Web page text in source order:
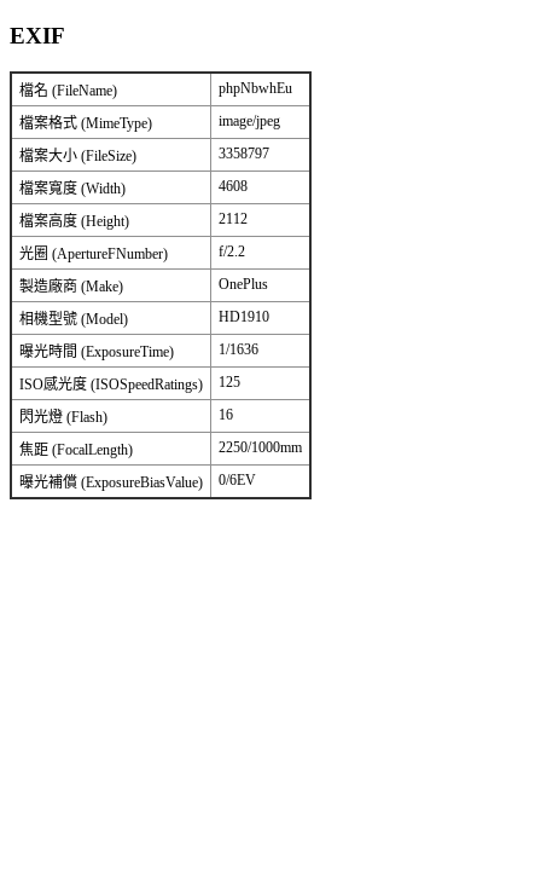
EXIF
檔名 (FileName) phpNbwhEu
檔案格式 (MimeType) image/jpeg
檔案大小 (FileSize) 3358797
檔案寬度 (Width) 4608
檔案高度 (Height) 2112
光圈 (ApertureFNumber) f/2.2
製造廠商 (Make) OnePlus
相機型號 (Model) HD1910
曝光時間 (ExposureTime) 1/1636
ISO感光度 (ISOSpeedRatings) 125
閃光燈 (Flash) 16
焦距 (FocalLength) 2250/1000mm
曝光補償 (ExposureBiasValue) 0/6EV